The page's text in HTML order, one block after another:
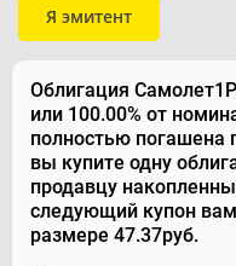
Я эмитент
Облигация
или 100.00% от
полностью погашена
вы купите одну
продавцу
следующий купон
размере 47.37руб.